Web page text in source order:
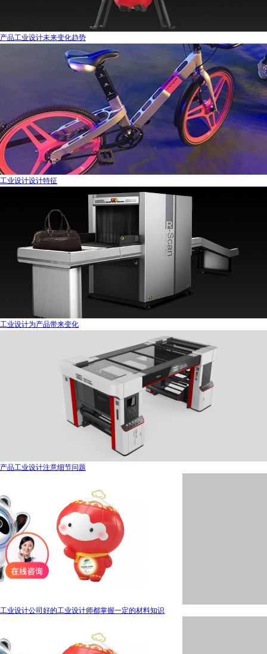
产品工业设计未来变化趋势
工业设计设计特征
工业设计为产品带来变化
产品工业设计注意细节问题
工业设计公司好的工业设计师都掌握一定的材料知识